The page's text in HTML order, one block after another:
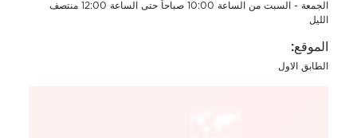
الجمعة - السبت من الساعة 10:00 صباحاً حتى الساعة 12:00 منتصف
الليل
الموقع:
الطابق الاول